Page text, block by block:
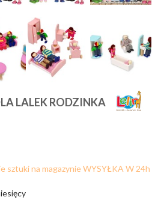
LALEK RODZINKA
sztuki na magazynie WYSYŁKA W 24h